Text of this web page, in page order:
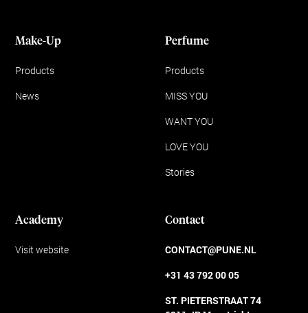
Make-Up
Products
News
Perfume
Products
MISS YOU
WANT YOU
LOVE YOU
Stories
Academy
Visit website
Contact
CONTACT@PUNE.NL
+31 43 792 00 05
ST. PIETERSTRAAT 74